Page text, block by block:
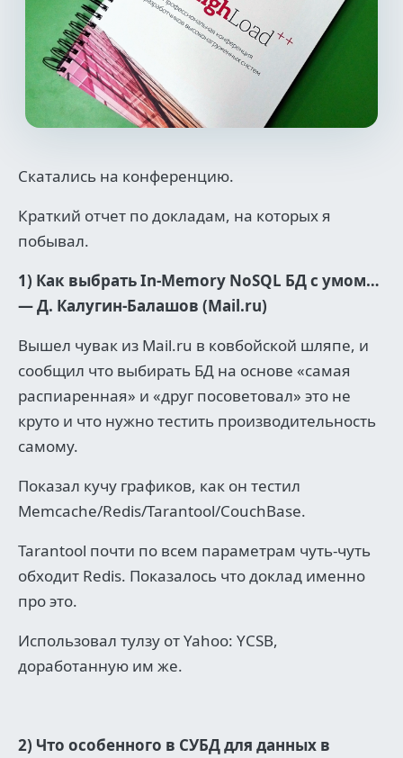
Скатались на конференцию.
Краткий отчет по докладам, на которых я
побывал.
1) Как выбрать In-Memory NoSQL БД с умом…
— Д. Калугин-Балашов (Mail.ru)
Вышел чувак из Mail.ru в ковбойской шляпе, и
сообщил что выбирать БД на основе «самая
распиаренная» и «друг посоветовал» это не
круто и что нужно тестить производительность
самому.
Показал кучу графиков, как он тестил
Memcache/Redis/Tarantool/CouchBase.
Tarantool почти по всем параметрам чуть-чуть
обходит Redis. Показалось что доклад именно
про это.
Использовал тулзу от Yahoo: YCSB,
доработанную им же.
2) Что особенного в СУБД для данных в